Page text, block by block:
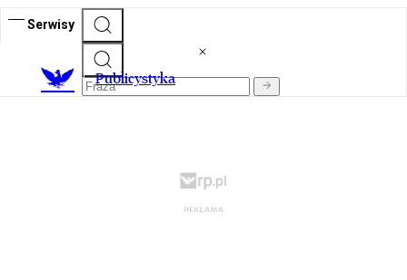
Serwisy
Publicystyka